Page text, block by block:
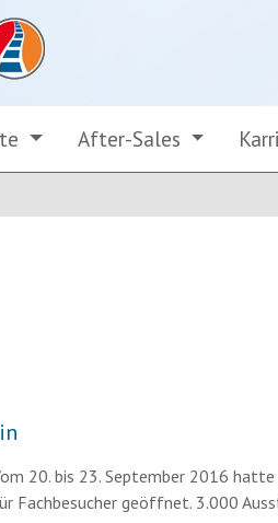
After-Sales
20. bis 23. September 2016
Fachbesucher geöffnet. 3.000